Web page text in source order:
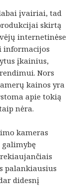
įvairiai, tad
skirtą
internetinėse
informacijos
įkainius,
Nors
kainos yra
apie tokią
nėra.
kameras
palankiausius
didesnį